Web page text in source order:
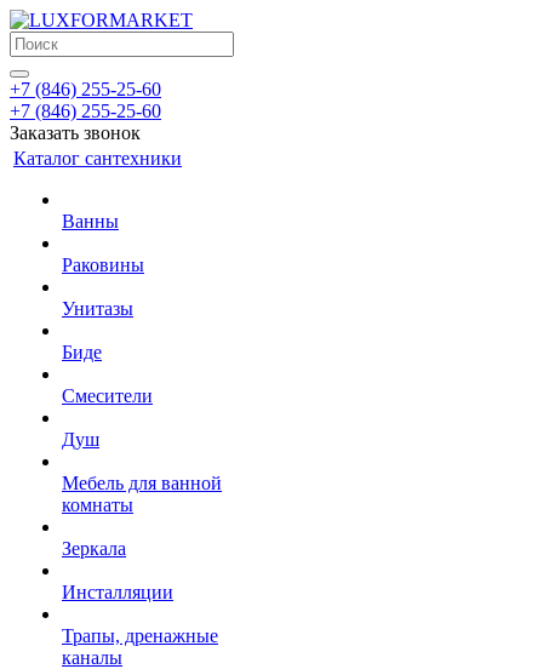
+7 (846) 255-25-60
+7 (846) 255-25-60
Заказать звонок
Каталог сантехники
Ванны
Раковины
Унитазы
Биде
Смесители
Душ
Мебель для ванной
комнаты
Зеркала
Инсталляции
Трапы, дренажные
каналы